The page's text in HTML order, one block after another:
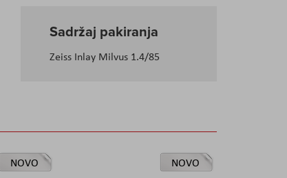
Sadržaj pakiranja
Zeiss Inlay Milvus 1.4/85
NOVO NOVO